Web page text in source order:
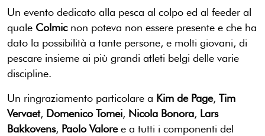
Un evento dedicato alla pesca al colpo ed al feeder al
quale Colmic non poteva non essere presente e che ha
dato la possibilità a tante persone, e molti giovani, di
pescare insieme ai più grandi atleti belgi delle varie
discipline.
Un ringraziamento particolare a Kim de Page, Tim
Vervaet, Domenico Tomei, Nicola Bonora, Lars
Bakkovens, Paolo Valoree a tutti i componenti del